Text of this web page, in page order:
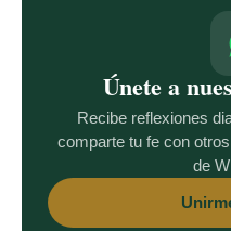
Únete a
Recibe reflexiones
comparte tu fe con
de